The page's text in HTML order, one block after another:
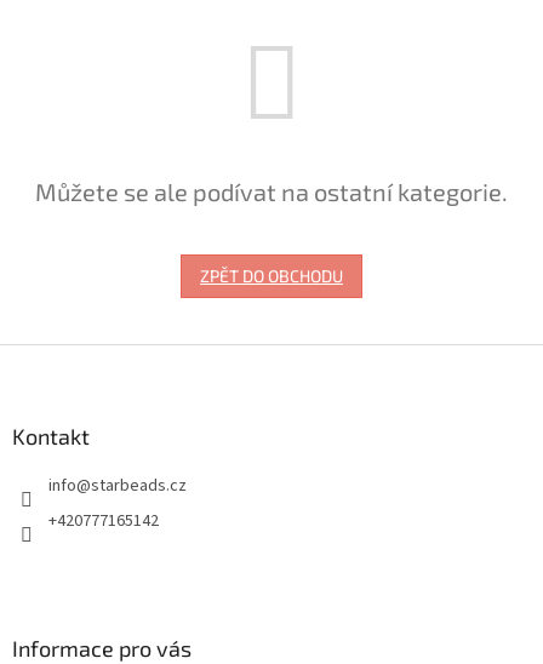
Můžete se ale podívat na ostatní kategorie.
ZPĚT DO OBCHODU
Kontakt
info@starbeads.cz
+420777165142
Informace pro vás